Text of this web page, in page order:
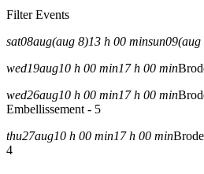
Filter Events
sat08aug(aug 8)13 h 00 minsun09(aug
wed19aug10 h 00 min17 h 00 min
wed26aug10 h 00 min17 h 00 min
Embellissement - 5
thu27aug10 h 00 min17 h 00 min
4